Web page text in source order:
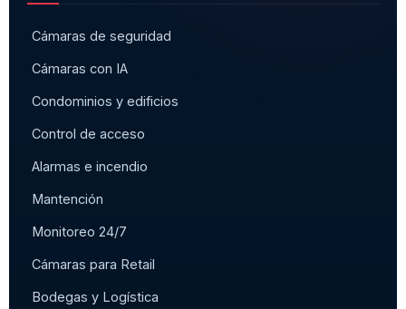
Cámaras de seguridad
Cámaras con IA
Condominios y edificios
Control de acceso
Alarmas e incendio
Mantención
Monitoreo 24/7
Cámaras para Retail
Bodegas y Logística